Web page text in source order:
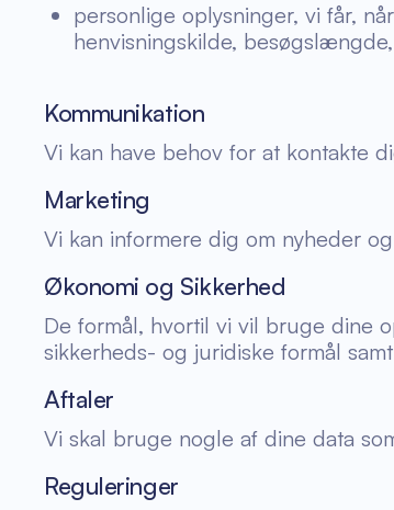
personlige oplysninger, vi får,
henvisningskilde,
Kommunikation
Vi kan have behov for at kontakte
Marketing
Vi kan informere dig om nyheder
Økonomi og Sikkerhed
De formål, hvortil vi vil bruge dine
sikkerheds- og juridiske formål
Aftaler
Vi skal bruge nogle af dine data
Reguleringer